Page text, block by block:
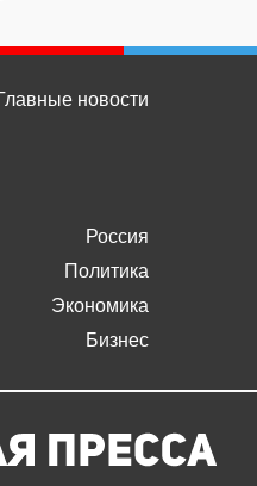
новости
Россия
Политика
Экономика
Бизнес